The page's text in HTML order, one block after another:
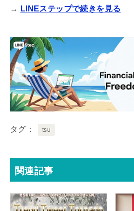
→ LINEステップで続きを見る
タグ tsu
関連記事